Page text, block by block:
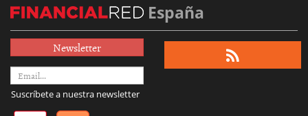
España
Newsletter
Suscríbete a nuestra newsletter